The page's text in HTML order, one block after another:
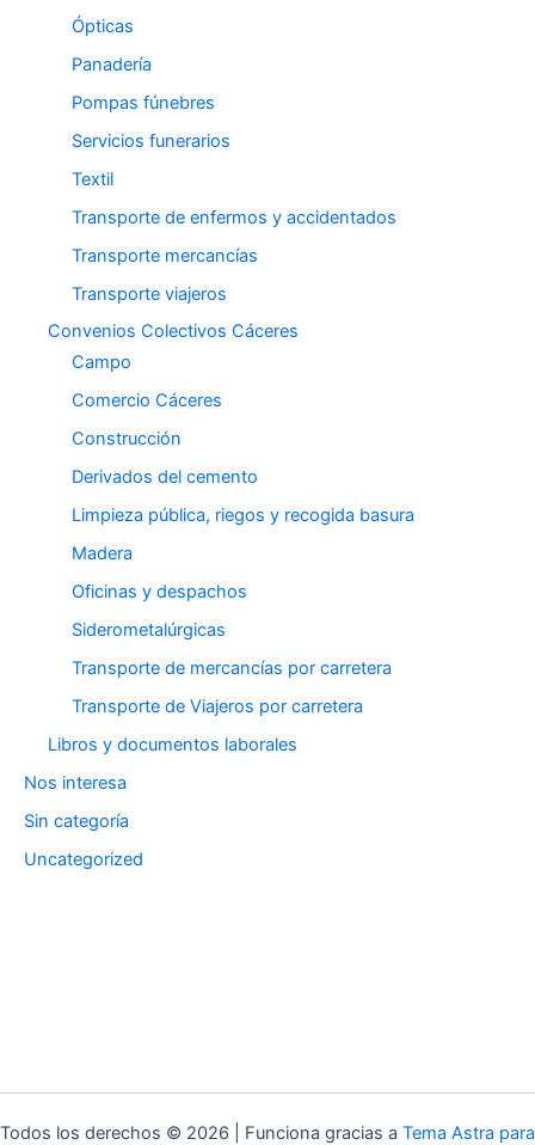
Ópticas
Panadería
Pompas fúnebres
Servicios funerarios
Textil
Transporte de enfermos y accidentados
Transporte mercancías
Transporte viajeros
Convenios Colectivos Cáceres
Campo
Comercio Cáceres
Construcción
Derivados del cemento
Limpieza pública, riegos y recogida basura
Madera
Oficinas y despachos
Siderometalúrgicas
Transporte de mercancías por carretera
Transporte de Viajeros por carretera
Libros y documentos laborales
Nos interesa
Sin categoría
Uncategorized
Todos los derechos © 2026 | Funciona gracias a Tema Astra para